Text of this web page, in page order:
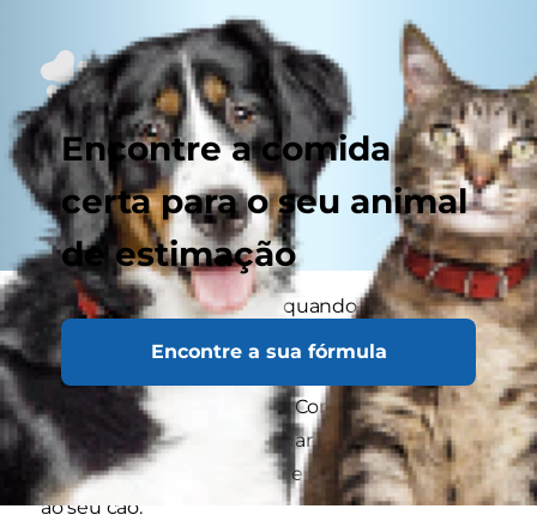
Encontre a comida
certa para o seu animal
de estimação
Encontre a sua fórmula
Nem sempre é fácil saber quando dar banho ao
seu cão. Com tantos tipos de cães, estilos de
vida e necessidades de saúde diferentes, não
existe uma resposta única. Continue a ler para
obter orientações que ajudam a determinar
quando, se necessário, deve lavar ou dar banho
ao seu cão.